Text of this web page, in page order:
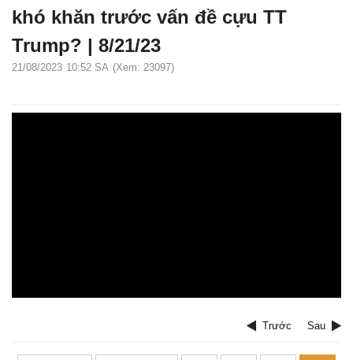
khó khăn trước vấn đề cựu TT
Trump? | 8/21/23
21/08/2023 10:52 SA (Xem: 23097)
Trước Sau